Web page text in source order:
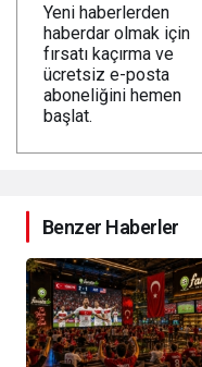
Yeni haberlerden
haberdar olmak için
fırsatı kaçırma ve
ücretsiz e-posta
aboneliğini hemen
başlat.
Benzer Haberler